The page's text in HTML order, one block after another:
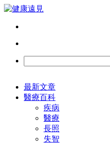
最新文章
醫療百科
疾病
醫療
長照
失智